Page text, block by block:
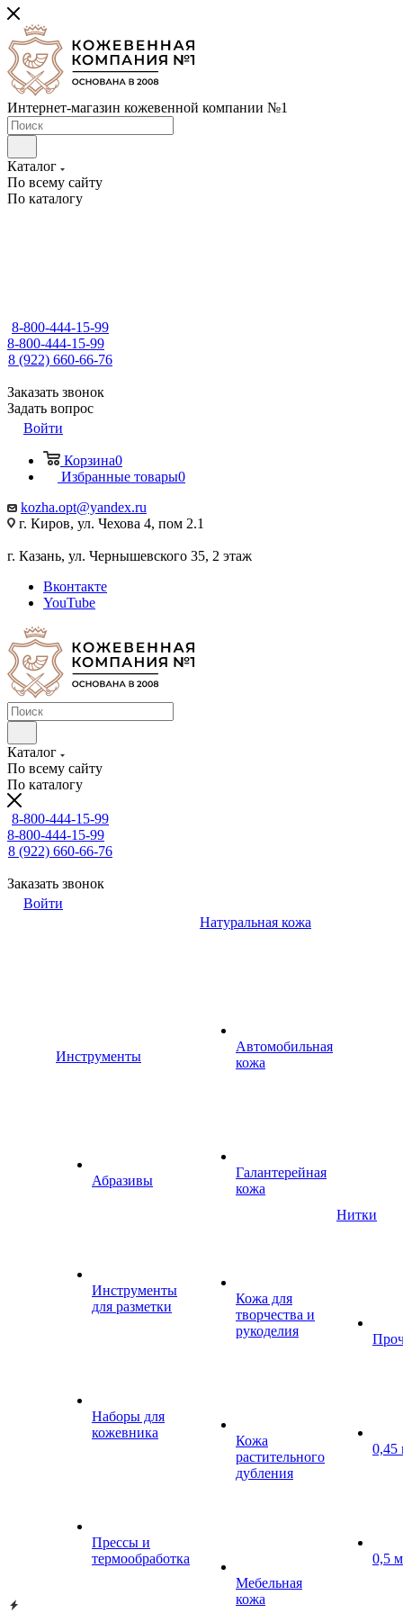
Интернет-магазин кожевенной компании №1
Каталог
По всему сайту
По каталогу
8-800-444-15-99
8-800-444-15-99
8 (922) 660-66-76
Заказать звонок
Задать вопрос
Войти
Корзина0
Избранные товары0
kozha.opt@yandex.ru
г. Киров, ул. Чехова 4, пом 2.1
г. Казань, ул. Чернышевского 35, 2 этаж
Вконтакте
YouTube
Каталог
По всему сайту
По каталогу
8-800-444-15-99
8-800-444-15-99
8 (922) 660-66-76
Заказать звонок
Войти
Инструменты
Абразивы
Инструменты
для разметки
Наборы для
кожевника
Прессы и
термообработка
Натуральная кожа
Автомобильная
кожа
Галантерейная
кожа
Кожа для
творчества и
рукоделия
Кожа
растительного
дубления
Мебельная
кожа
Нитки
0,45
0,5